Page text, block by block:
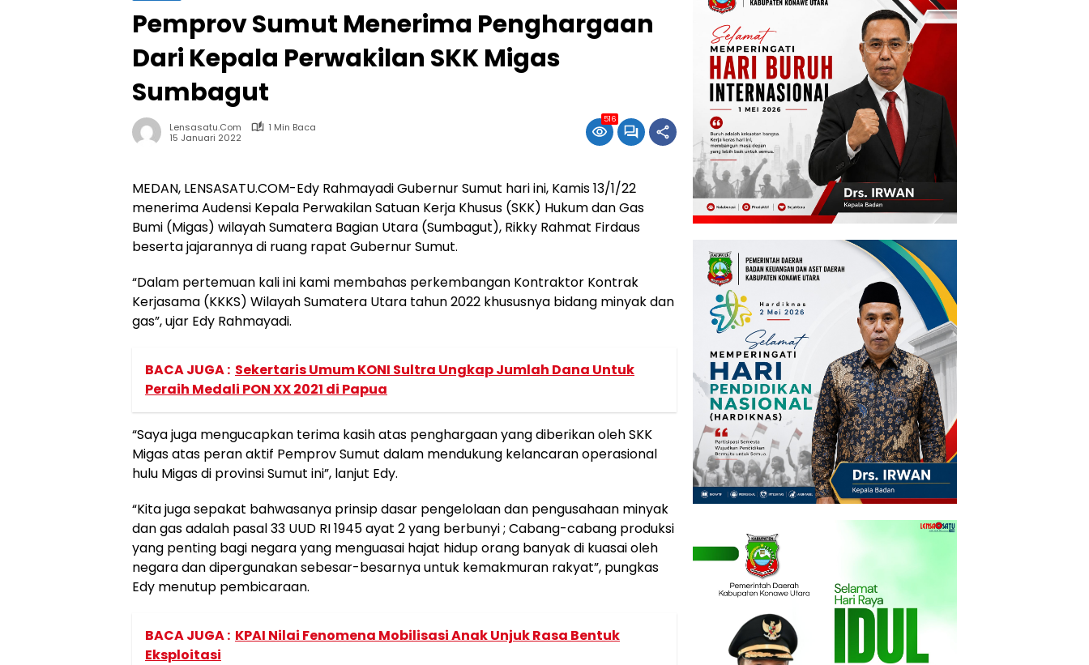
Pemprov Sumut Menerima Penghargaan
Dari Kepala Perwakilan SKK Migas
Sumbagut
Lensasatu.com
1 Min Baca
15 Januari 2022
516
MEDAN, LENSASATU.COM-Edy Rahmayadi Gubernur Sumut hari ini, Kamis 13/1/22
menerima Audensi Kepala Perwakilan Satuan Kerja Khusus (SKK) Hukum dan Gas
Bumi (Migas) wilayah Sumatera Bagian Utara (Sumbagut), Rikky Rahmat Firdaus
beserta jajarannya di ruang rapat Gubernur Sumut.
“Dalam pertemuan kali ini kami membahas perkembangan Kontraktor Kontrak
Kerjasama (KKKS) Wilayah Sumatera Utara tahun 2022 khususnya bidang minyak dan
gas”, ujar Edy Rahmayadi.
BACA JUGA : Sekertaris Umum KONI Sultra Ungkap Jumlah Dana Untuk
Peraih Medali PON XX 2021 di Papua
“Saya juga mengucapkan terima kasih atas penghargaan yang diberikan oleh SKK
Migas atas peran aktif Pemprov Sumut dalam mendukung kelancaran operasional
hulu Migas di provinsi Sumut ini”, lanjut Edy.
“Kita juga sepakat bahwasanya prinsip dasar pengelolaan dan pengusahaan minyak
dan gas adalah pasal 33 UUD RI 1945 ayat 2 yang berbunyi ; Cabang-cabang produksi
yang penting bagi negara yang menguasai hajat hidup orang banyak di kuasai oleh
negara dan dipergunakan sebesar-besarnya untuk kemakmuran rakyat”, pungkas
Edy menutup pembicaraan.
BACA JUGA : KPAI Nilai Fenomena Mobilisasi Anak Unjuk Rasa Bentuk
Eksploitasi